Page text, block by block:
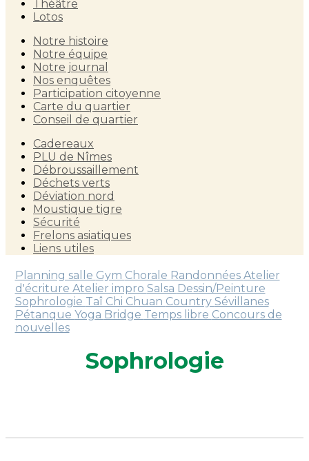
Théâtre
Lotos
Notre histoire
Notre équipe
Notre journal
Nos enquêtes
Participation citoyenne
Carte du quartier
Conseil de quartier
Cadereaux
PLU de Nîmes
Débroussaillement
Déchets verts
Déviation nord
Moustique tigre
Sécurité
Frelons asiatiques
Liens utiles
Planning salle Gym Chorale Randonnées Atelier
d'écriture Atelier impro Salsa Dessin/Peinture
Sophrologie Taî Chi Chuan Country Sévillanes
Pétanque Yoga Bridge Temps libre Concours de
nouvelles
Sophrologie